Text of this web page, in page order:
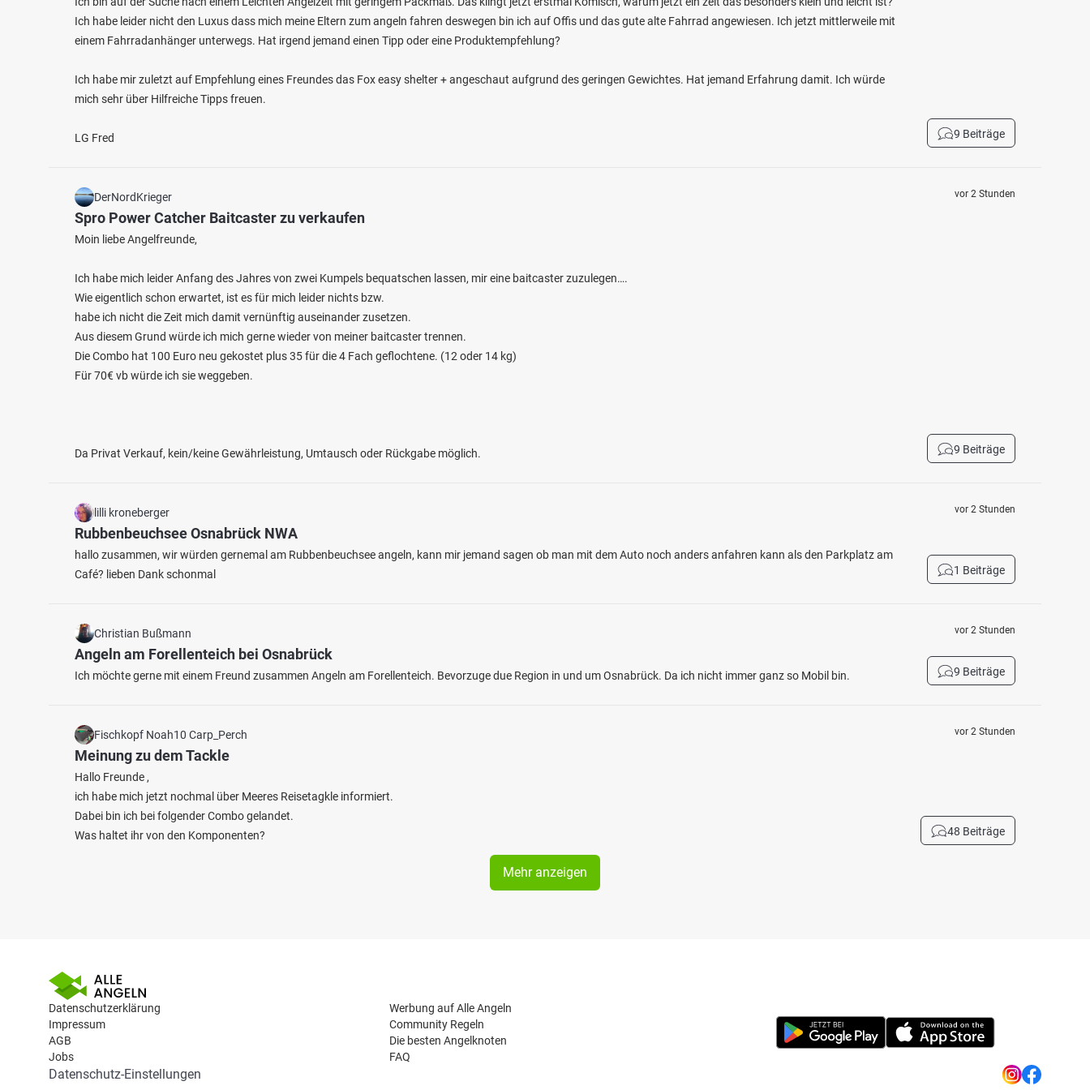
421 78 4.4
Fluss bei 56859 Alf
Ich habe leider nicht den Luxus dass mich meine Eltern zum angeln fahren deswegen bin ich auf Offis und das gute alte Fahrrad angewiesen. Ich jetzt mittlerweile mit
einem Fahrradanhänger unterwegs. Hat irgend jemand einen Tipp oder eine Produktempfehlung?
Ich habe mir zuletzt auf Empfehlung eines Freundes das Fox easy shelter + angeschaut aufgrund des geringen Gewichtes. Hat jemand Erfahrung damit. Ich würde
mich sehr über Hilfreiche Tipps freuen.
LG Fred 9 Beiträge
DerNordKrieger
Spro Power Catcher Baitcaster zu verkaufen
Moin liebe Angelfreunde,
Ich habe mich leider Anfang des Jahres von zwei Kumpels bequatschen lassen, mir eine baitcaster zuzulegen….
Wie eigentlich schon erwartet, ist es für mich leider nichts bzw.
habe ich nicht die Zeit mich damit vernünftig auseinander zusetzen.
Aus diesem Grund würde ich mich gerne wieder von meiner baitcaster trennen.
Die Combo hat 100 Euro neu gekostet plus 35 für die 4 Fach geflochtene. (12 oder 14 kg)
Für 70€ vb würde ich sie weggeben.
Da Privat Verkauf, kein/keine Gewährleistung, Umtausch oder Rückgabe möglich.
vor 2 Stunden
9 Beiträge
lilli kroneberger
Rubbenbeuchsee Osnabrück NWA
hallo zusammen, wir würden gernemal am Rubbenbeuchsee angeln, kann mir jemand sagen ob man mit dem Auto noch anders anfahren kann als den Parkplatz am
Café? lieben Dank schonmal
vor 2 Stunden
1 Beiträge
Christian Bußmann
Angeln am Forellenteich bei Osnabrück
Ich möchte gerne mit einem Freund zusammen Angeln am Forellenteich. Bevorzuge due Region in und um Osnabrück. Da ich nicht immer ganz so Mobil bin.
vor 2 Stunden
9 Beiträge
Fischkopf Noah10 Carp_Perch
Meinung zu dem Tackle
Hallo Freunde ,
ich habe mich jetzt nochmal über Meeres Reisetagkle informiert.
Dabei bin ich bei folgender Combo gelandet.
Was haltet ihr von den Komponenten?
vor 2 Stunden
48 Beiträge
Mehr anzeigen
Datenschutzerklärung
Impressum
AGB
Jobs
Werbung auf Alle Angeln
Community Regeln
Die besten Angelknoten
FAQ
Datenschutz-Einstellungen